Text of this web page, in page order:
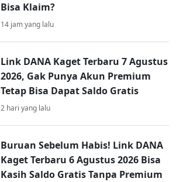
Bisa Klaim?
14 jam yang lalu
Link DANA Kaget Terbaru 7 Agustus
2026, Gak Punya Akun Premium
Tetap Bisa Dapat Saldo Gratis
2 hari yang lalu
Buruan Sebelum Habis! Link DANA
Kaget Terbaru 6 Agustus 2026 Bisa
Kasih Saldo Gratis Tanpa Premium